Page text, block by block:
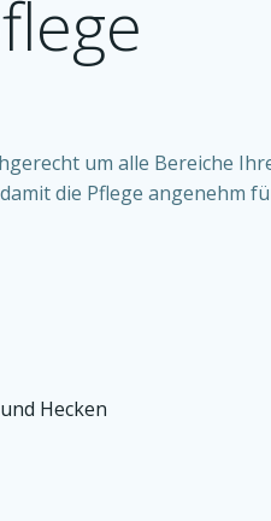
um alle Bereiche
die Pflege angenehm
Hecken